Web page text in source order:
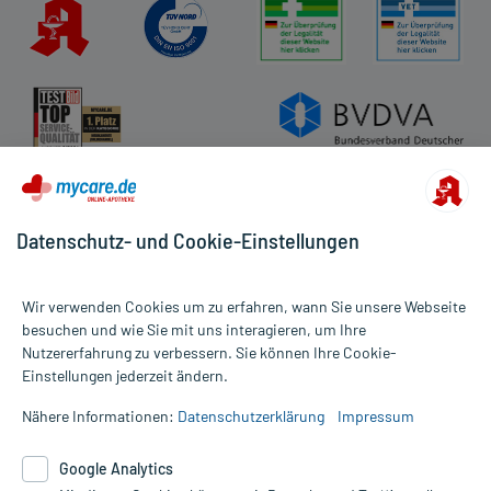
Alle Preise gelten inkl. MwSt., ggf. zzgl. Versandkosten
Informationen auf dieser Website werden ausschließlich für
die Untersuchung und Behandlung durch einen Arzt. Bitte
Therapien eingeleitet werden können. | Diese Webseite benutzt
Datenschutz- und Cookie-Einstellungen
Wir verwenden Cookies um zu erfahren, wann Sie unsere Webseite
besuchen und wie Sie mit uns interagieren, um Ihre
Nutzererfahrung zu verbessern. Sie können Ihre Cookie-
Einstellungen jederzeit ändern.
Nähere Informationen: Datenschutzerklärung Impressum
Google Analytics